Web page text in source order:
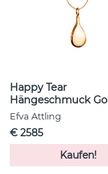
Happy Tear
Hängeschmuck
Efva Attling
€ 2585
Kaufen!